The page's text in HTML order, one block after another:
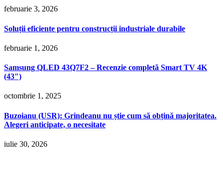
februarie 3, 2026
Soluții eficiente pentru construcții industriale durabile
februarie 1, 2026
Samsung QLED 43Q7F2 – Recenzie completă Smart TV 4K
(43″)
octombrie 1, 2025
Buzoianu (USR): Grindeanu nu știe cum să obțină majoritatea.
Alegeri anticipate, o necesitate
iulie 30, 2026